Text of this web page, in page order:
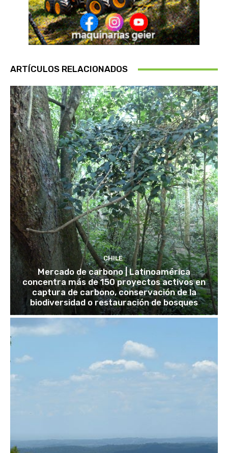
ARTÍCULOS RELACIONADOS
CHILE
Mercado de carbono | Latinoamérica
concentra más de 150 proyectos activos en
captura de carbono, conservación de la
biodiversidad o restauración de bosques